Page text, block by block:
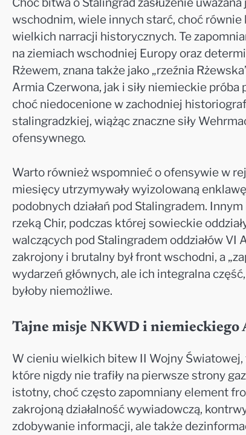
Choć bitwa o Stalingrad zasłużenie
wschodnim, wiele innych starć, choć
wielkich narracji historycznych. Te
na ziemiach wschodniej Europy oraz
Rżewem, znana także jako „rzeźnia
Armia Czerwona, jak i siły niemieckie
choć niedocenione w zachodniej
stalingradzkiej, wiążąc znaczne siły
ofensywnego.
Warto również wspomnieć o ofensywie w
miesięcy utrzymywały wyizolowaną
podobnych działań pod Stalingradem.
rzeką Chir, podczas której sowieckie
walczących pod Stalingradem oddziałów VI
zakrojony i brutalny był front wschodni, a
wydarzeń głównych, ale ich integralna
byłoby niemożliwe.
Tajne misje NKWD i niemieckiego
W cieniu wielkich bitew II Wojny Światowej,
które nigdy nie trafiły na pierwsze strony
istotny, choć często zapomniany element
zakrojoną działalność wywiadowczą,
zdobywanie informacji, ale także